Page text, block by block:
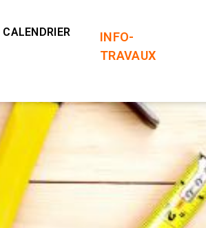
CALENDRIER
INFO-
TRAVAUX